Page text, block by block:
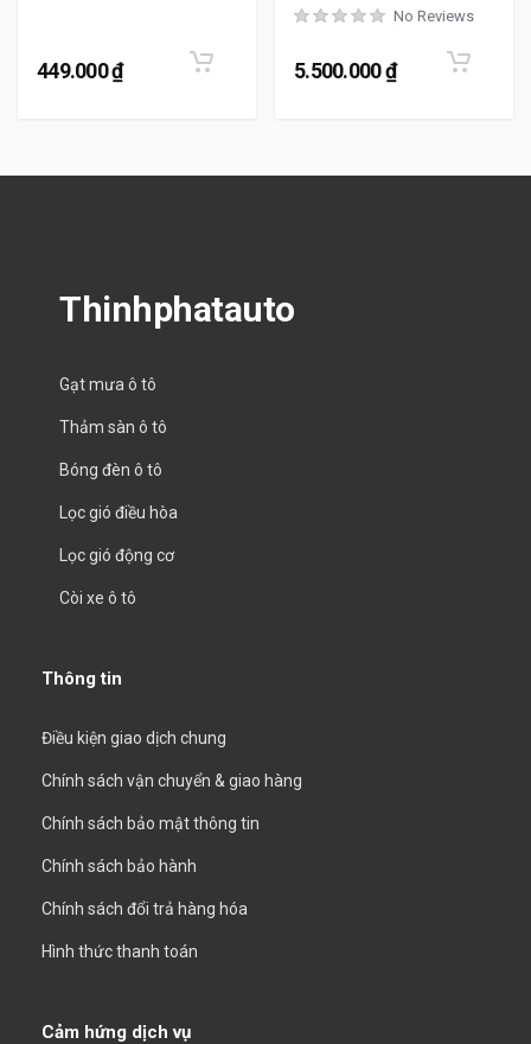
449.000₫
No Reviews
5.500.000₫
Thinhphatauto
Gạt mưa ô tô
Thảm sàn ô tô
Bóng đèn ô tô
Lọc gió điều hòa
Lọc gió động cơ
Còi xe ô tô
Thông tin
Điều kiện giao dịch chung
Chính sách vận chuyển & giao hàng
Chính sách bảo mật thông tin
Chính sách bảo hành
Chính sách đổi trả hàng hóa
Hình thức thanh toán
Cảm hứng dịch vụ